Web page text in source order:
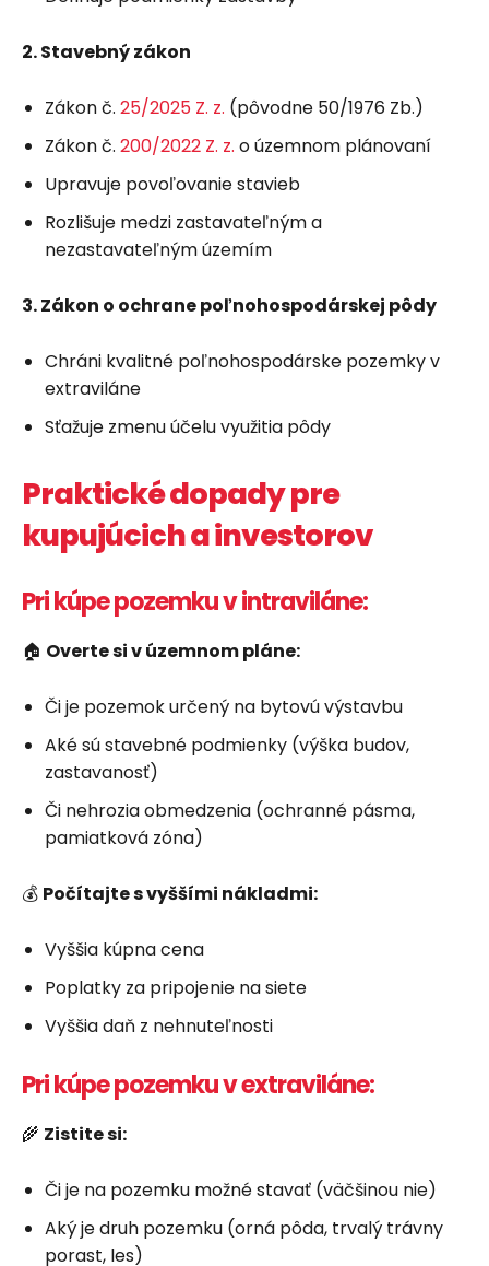
2. Stavebný zákon
Zákon č. 25/2025 Z. z. (pôvodne 50/1976 Zb.)
Zákon č. 200/2022 Z. z. o územnom plánovaní
Upravuje povoľovanie stavieb
Rozlišuje medzi zastavateľným a
nezastavateľným územím
3. Zákon o ochrane poľnohospodárskej pôdy
Chráni kvalitné poľnohospodárske pozemky v
extraviláne
Sťažuje zmenu účelu využitia pôdy
Praktické dopady pre
kupujúcich a investorov
Pri kúpe pozemku v intraviláne:
🏠 Overte si v územnom pláne:
Či je pozemok určený na bytovú výstavbu
Aké sú stavebné podmienky (výška budov,
zastavanosť)
Či nehrozia obmedzenia (ochranné pásma,
pamiatková zóna)
💰 Počítajte s vyššími nákladmi:
Vyššia kúpna cena
Poplatky za pripojenie na siete
Vyššia daň z nehnuteľnosti
Pri kúpe pozemku v extraviláne:
🌾 Zistite si:
Či je na pozemku možné stavať (väčšinou nie)
Aký je druh pozemku (orná pôda, trvalý trávny
porast, les)